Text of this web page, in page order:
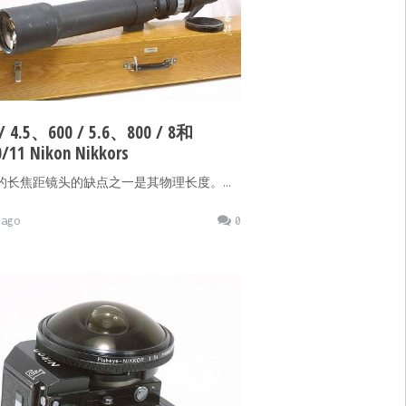
4.5、600 / 5.6、800 / 8和
11 Nikon Nikkors
长焦距镜头的缺点之一是其物理长度。…
0